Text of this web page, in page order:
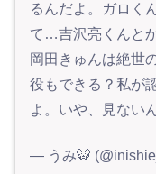
るんだよ。ガロく
て…吉沢亮くんと
岡田きゅんは絶世
役もできる？私が
よ。いや、見ない
— うみ🐯